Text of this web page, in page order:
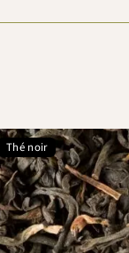
Thé noir